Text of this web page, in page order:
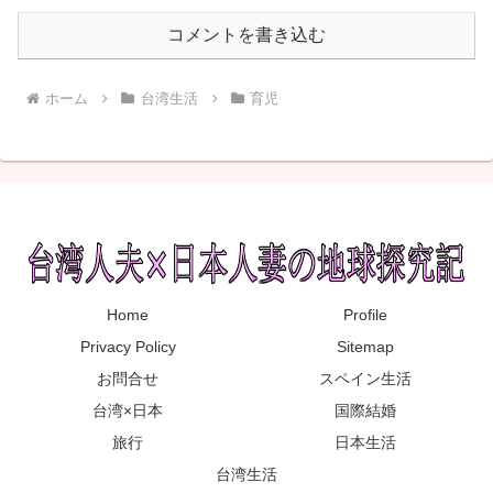
コメントを書き込む
ホーム 台湾生活 育児
Home
Profile
Privacy Policy
Sitemap
お問合せ
スペイン生活
台湾×日本
国際結婚
旅行
日本生活
台湾生活